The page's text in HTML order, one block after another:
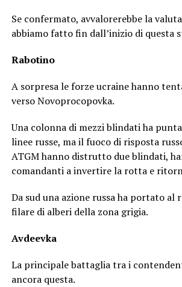
Se confermato, avvalorerebbe la
abbiamo fatto fin dall’inizio di questa
Rabotino
A sorpresa le forze ucraine hanno
verso Novoprocopovka.
Una colonna di mezzi blindati ha
linee russe, ma il fuoco di risposta
ATGM hanno distrutto due blindati,
comandanti a invertire la rotta e
Da sud una azione russa ha portato al
filare di alberi della zona grigia.
Avdeevka
La principale battaglia tra i
ancora questa.